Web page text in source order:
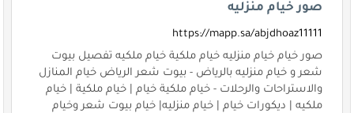
صور خيام منزليه
https://mapp.sa/abjdhoaz11111
صور خيام خيام منزليه خيام ملكية خيام ملكيه تفصيل بيوت
شعر و خيام منزليه بالرياض - بيوت شعر الرياض خيام المنازل
والاستراحات والرحلات - خيام ملكية خيام | خيام ملكية | خيام
ملكيه | ديكورات خيام | خيام منزليه| خيام بيوت شعر وخيام